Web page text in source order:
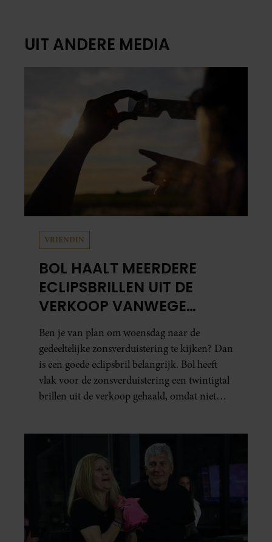
UIT ANDERE MEDIA
VRIENDIN
BOL HAALT MEERDERE
ECLIPSBRILLEN UIT DE
VERKOOP VANWEGE
TWIJFELS OVER VEILIGHEID
Ben je van plan om woensdag naar de
gedeeltelijke zonsverduistering te kijken? Dan
is een goede eclipsbril belangrijk. Bol heeft
vlak voor de zonsverduistering een twintigtal
brillen uit de verkoop gehaald, omdat niet